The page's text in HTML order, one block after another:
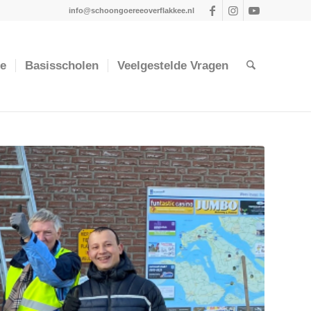
info@schoongoereeoverflakkee.nl
Basisscholen Veelgestelde Vragen